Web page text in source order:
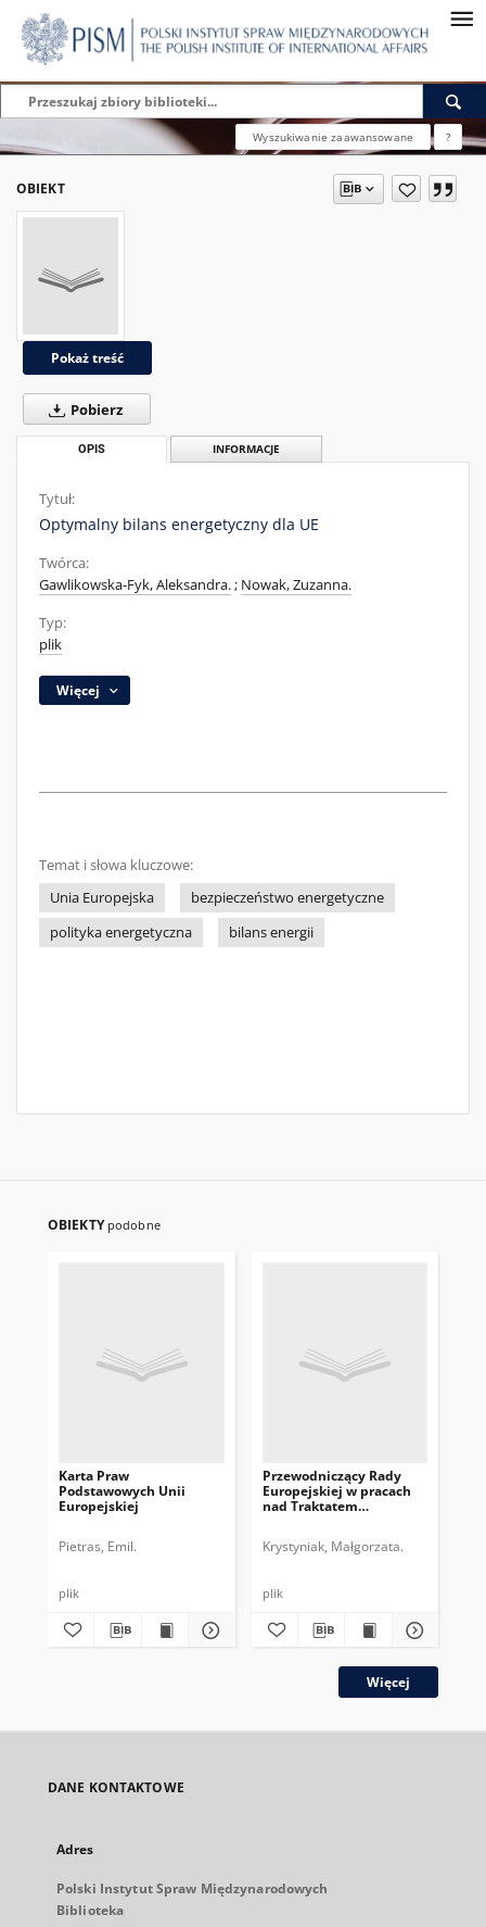
Wyszukiwanie zaawansowane ?
OBIEKT
Pokaż treść
Pobierz
OPIS INFORMACJE
Tytuł:
Optymalny bilans energetyczny dla UE
Twórca:
Gawlikowska-Fyk, Aleksandra.; Nowak, Zuzanna.
Typ:
plik
Więcej
Temat i słowa kluczowe:
Unia Europejska
bezpieczeństwo energetyczne
polityka energetyczna
bilans energii
OBIEKTY podobne
Karta Praw
Podstawowych Unii
Europejskiej
Pietras, Emil.
plik
Przewodniczący Rady
Europejskiej w pracach
nad Traktatem
Krystyniak, Małgorzata.
plik
Więcej
DANE KONTAKTOWE
Adres
Polski Instytut Spraw Międzynarodowych
Biblioteka